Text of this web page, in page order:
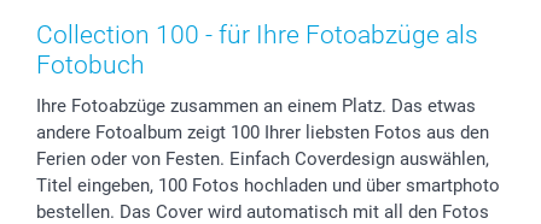
Zubehör & Material
Foto-Kalender & Agenden
Geschenk-Gutscheine (PDF)
AGB
Impressum
Partnerprogramme
Investor Relations
B2B smartbusiness
Widerrufsrecht
Muttertag
Vatertag
Hochzeit
Geburtstag
Geburt
Zu allen Anlässen
Preise und Versandkosten
Lieferfristen
Zahlungsmöglichkeiten
Anmelden /Registrieren
Sitemap
Status der Bestellung
Collection 100 - für Ihre Fotoabzüge als
Fotobuch
Ihre Fotoabzüge zusammen an einem Platz. Das etwas
andere Fotoalbum zeigt 100 Ihrer liebsten Fotos aus den
Ferien oder von Festen. Einfach Coverdesign auswählen,
Titel eingeben, 100 Fotos hochladen und über smartphoto
bestellen. Das Cover wird automatisch mit all den Fotos